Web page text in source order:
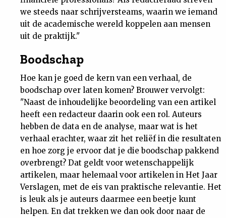
we steeds naar schrijversteams, waarin we iemand
uit de academische wereld koppelen aan mensen
uit de praktijk."
Boodschap
Hoe kan je goed de kern van een verhaal, de
boodschap over laten komen? Brouwer vervolgt:
"Naast de inhoudelijke beoordeling van een artikel
heeft een redacteur daarin ook een rol. Auteurs
hebben de data en de analyse, maar wat is het
verhaal erachter, waar zit het reliëf in die resultaten
en hoe zorg je ervoor dat je die boodschap pakkend
overbrengt? Dat geldt voor wetenschappelijk
artikelen, maar helemaal voor artikelen in Het Jaar
Verslagen, met de eis van praktische relevantie. Het
is leuk als je auteurs daarmee een beetje kunt
helpen. En dat trekken we dan ook door naar de